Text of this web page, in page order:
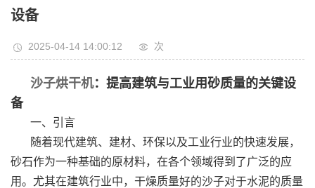
设备
2025-04-14 14:00:12 次
沙子烘干机：提高建筑与工业用砂质量的关键设
备
一、引言
随着现代建筑、建材、环保以及工业行业的快速发展，
砂石作为一种基础的原材料，在各个领域得到了广泛的应
用。尤其在建筑行业中，干燥质量好的沙子对于水泥的质量